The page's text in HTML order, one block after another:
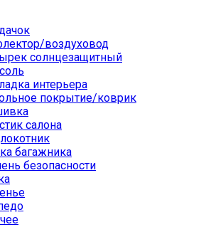
воздуховод
солнцезащитный
интерьера
покрытие/коврик
салона
багажника
безопасности